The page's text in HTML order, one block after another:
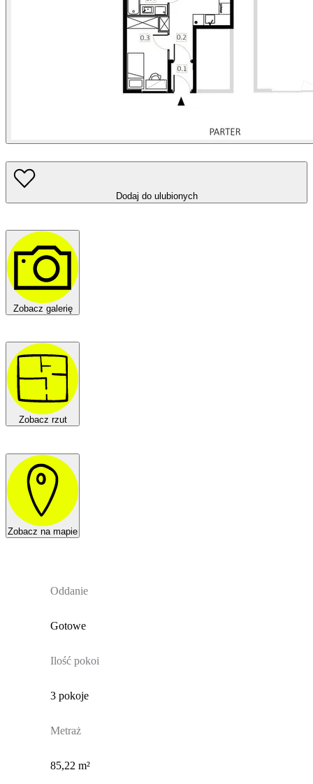
Dodaj do ulubionych
Zobacz galerię
Zobacz rzut
Zobacz na mapie
Oddanie
Gotowe
Ilość pokoi
3 pokoje
Metraż
85,22 m²